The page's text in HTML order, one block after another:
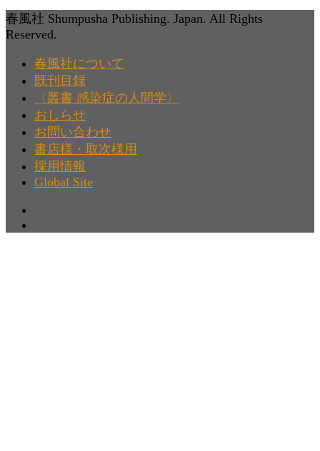
春風社 Shumpusha Publishing. Japan. All Rights
Reserved.
春風社について
既刊目録
〈叢書 感染症の人間学〉
おしらせ
お問い合わせ
書店様・取次様用
採用情報
Global Site